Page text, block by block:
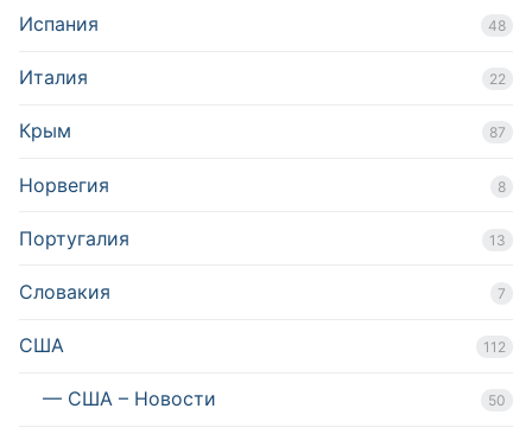
Испания 48
Италия 22
Крым 87
Норвегия 8
Португалия 13
Словакия 7
США 112
— США – Новости 50